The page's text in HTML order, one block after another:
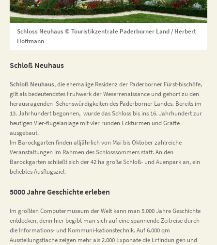
Schloss Neuhaus © Touristikzentrale Paderborner Land / Herbert
Hoffmann
Schloß Neuhaus
Schloß Neuhaus, die ehemalige Residenz der Paderborner Fürst-bischöfe,
gilt als bedeutendstes Frühwerk der Weserrenaissance und gehört zu den
herausragenden Sehenswürdigkeiten des Paderborner Landes. Bereits im
13. Jahrhundert begonnen, wurde das Schloss bis ins 16. Jahrhundert zur
heutigen Vier-flügelanlage mit vier runden Ecktürmen und Gräfte
ausgebaut.
Im Barockgarten finden alljährlich von Mai bis Oktober zahlreiche
Veranstaltungen im Rahmen des Schlosssommers statt. An den
Barockgarten schließt sich der 42 ha große Schloß- und Auenpark an, ein
beliebtes Ausflugsziel.
5000 Jahre Geschichte erleben
Im größten Computermuseum der Welt kann man 5.000 Jahre Geschichte
entdecken, denn hier begibt man sich auf eine spannende Zeitreise durch
die Informations- und Kommuni-kationstechnik. Auf 6.000 qm
Ausstellungsfläche zeigen mehr als 2.000 Exponate die Erfindun gen und